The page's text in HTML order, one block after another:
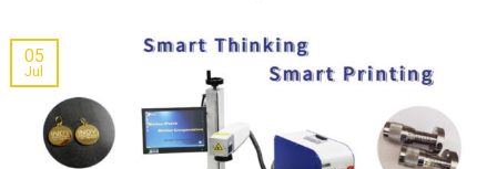
05
Jul